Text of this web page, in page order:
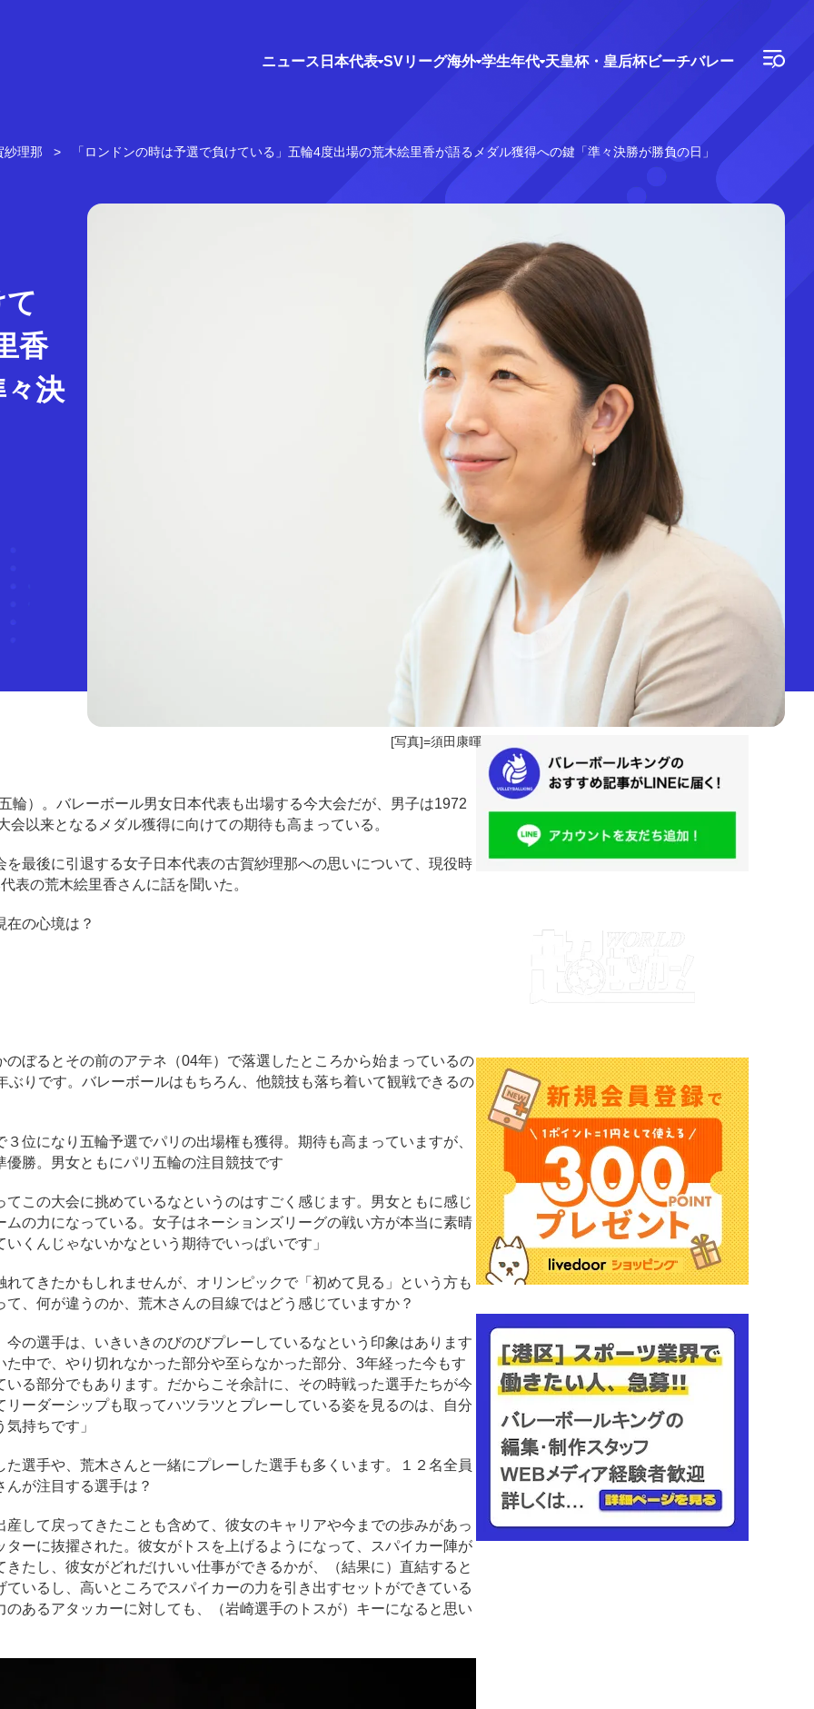
ニュース 日本代表 SVリーグ海外 学生年代 天皇杯・皇后杯ビーチバレー
紗理那 「ロンドンの時は予選で負けている」五輪4度出場の荒木絵里香が語るメダル獲得への鍵「準々決勝が勝負の日」
香
決
[写真]=須田康暉
）。バレーボール男女日本代表も出場する今大会だが、男子は1972
以来となるメダル獲得に向けての期待も高まっている。
最後に引退する女子日本代表の古賀紗理那への思いについて、現役時
表の荒木絵里香さんに話を聞いた。
の心境は？
ぼるとその前のアテネ（04年）で落選したところから始まっているの
りです。バレーボールはもちろん、他競技も落ち着いて観戦できるの
位になり五輪予選でパリの出場権も獲得。期待も高まっていますが、
勝。男女ともにパリ五輪の注目競技です
この大会に挑めているなというのはすごく感じます。男女ともに感じ
の力になっている。女子はネーションズリーグの戦い方が本当に素晴
くんじゃないかなという期待でいっぱいです」
てきたかもしれませんが、オリンピックで「初めて見る」という方も
、何が違うのか、荒木さんの目線ではどう感じていますか？
の選手は、いきいきのびのびプレーしているなという印象はあります
中で、やり切れなかった部分や至らなかった部分、3年経った今もす
る部分でもあります。だからこそ余計に、その時戦った選手たちが今
ーダーシップも取ってハツラツとプレーしている姿を見るのは、自分
持ちです」
選手や、荒木さんと一緒にプレーした選手も多くいます。１２名全員
が注目する選手は？
して戻ってきたことも含めて、彼女のキャリアや今までの歩みがあっ
ーに抜擢された。彼女がトスを上げるようになって、スパイカー陣が
たし、彼女がどれだけいい仕事ができるかが、（結果に）直結すると
いるし、高いところでスパイカーの力を引き出すセットができている
あるアタッカーに対しても、（岩崎選手のトスが）キーになると思い